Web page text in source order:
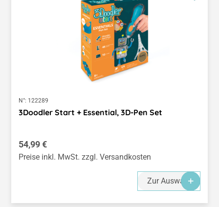
N°: 122289
3Doodler Start + Essential, 3D-Pen Set
Regulärer Preis:
54,99 €
Preise inkl. MwSt. zzgl. Versandkosten
Zur Auswahl